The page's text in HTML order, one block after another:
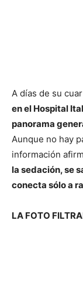
A días de su
en el Hospital
panorama
Aunque no hay
información
la sedación, se
conecta sólo a
LA FOTO